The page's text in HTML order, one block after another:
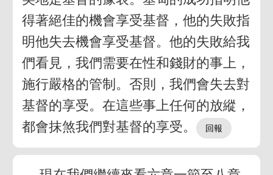
得著絕佳的機會享受基督，他的失敗指
明他失去機會享受基督。他的失敗給我
們看見，我們需要在性和錢財的事上，
施行嚴格的管制。否則，我們會失去對
基督的享受。在這些事上任何的放縱，
都會抹煞我們對基督的享受。